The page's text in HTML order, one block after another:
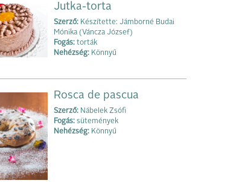
Jutka-torta
Szerző: Készítette: Jámborné Budai
Mónika (Váncza József)
Fogás: torták
Nehézség: Könnyű
Rosca de pascua
Szerző: Nábelek Zsófi
Fogás: sütemények
Nehézség: Könnyű